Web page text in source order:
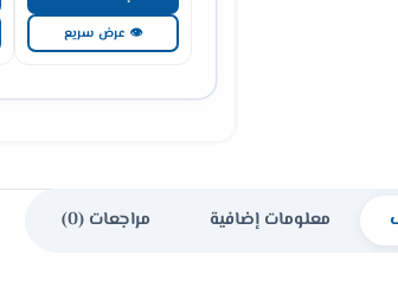
👁 عرض سريع
معلومات إضافية مراجعات (0)